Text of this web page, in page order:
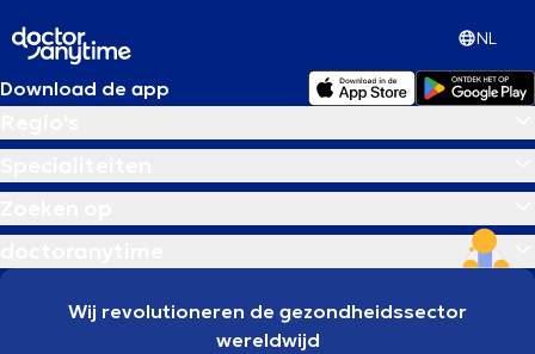
NL
Download de app
Wij revolutioneren de gezondheidssector
wereldwijd